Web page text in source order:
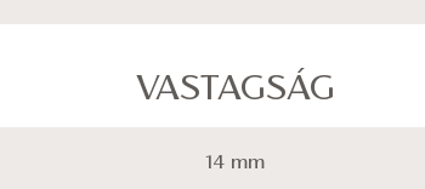
VASTAGSÁG
14 mm